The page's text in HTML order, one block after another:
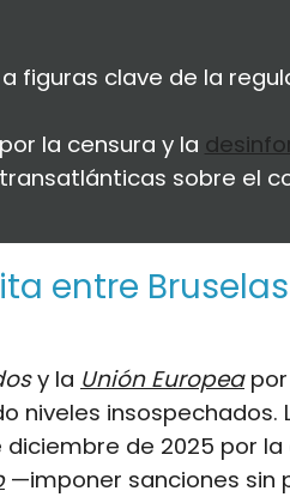
figuras clave de la
por la censura y la
sobre el
entre
y la Unión Europeapor
niveles insospechados.
de 2025 por
—imponer sanciones sin